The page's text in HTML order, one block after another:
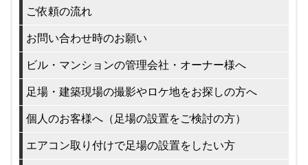
ご依頼の流れ
お問い合わせ時のお願い
ビル・マンションの管理会社・オーナー様へ
足場・建築現場の撮影やロケ地をお探しの方へ
個人のお客様へ（足場の設置をご検討の方）
エアコン取り付けで足場の設置をしたい方